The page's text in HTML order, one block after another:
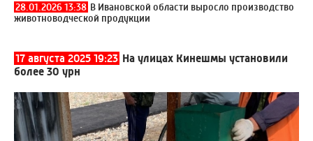
28.01.2026 13:38 В Ивановской области выросло производство
животноводческой продукции
17 августа 2025 19:23 На улицах Кинешмы установили
более 30 урн